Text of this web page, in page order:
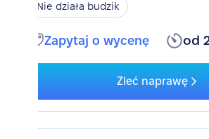
Nie działa budzik
Zapytaj o wycenę od
Zleć naprawę